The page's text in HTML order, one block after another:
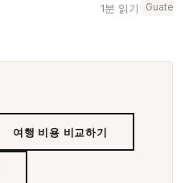
1분 읽기
여행 비용 비교하기